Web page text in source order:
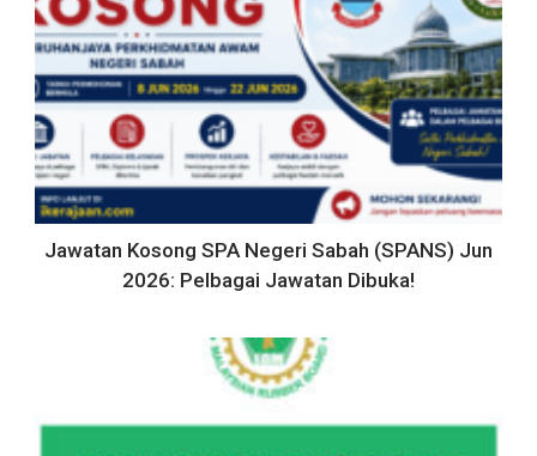
Jawatan Kosong SPA Negeri Sabah (SPANS) Jun
2026: Pelbagai Jawatan Dibuka!